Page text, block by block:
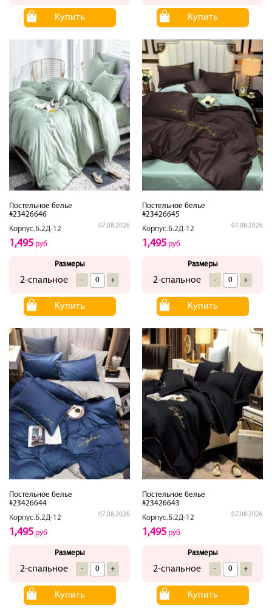
Купить Купить
Постельное белье
#23426646
Корпус.Б.2Д-12
07.08.2026
1,495 руб
Размеры
2-спальное - +
Купить
Постельное белье
#23426645
Корпус.Б.2Д-12
07.08.2026
1,495 руб
Размеры
2-спальное - +
Купить
Постельное белье
#23426644
Корпус.Б.2Д-12
07.08.2026
1,495 руб
Размеры
2-спальное - +
Купить
Постельное белье
#23426643
Корпус.Б.2Д-12
07.08.2026
1,495 руб
Размеры
2-спальное - +
Купить